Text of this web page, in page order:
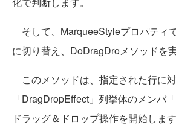
そして、MarqueeStyleプロパティ
に切り替え、DoDragDroメソッドを
このメソッドは、指定された行に
「DragDropEffect」列挙体のメンバ
ドラッグ＆ドロップ操作を開始します